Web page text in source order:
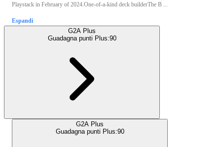
Playstack in February of 2024.One-of-a-kind deck builderThe B ...
Espandi
G2A Plus
Guadagna punti Plus:90
G2A Plus
Guadagna punti Plus:90